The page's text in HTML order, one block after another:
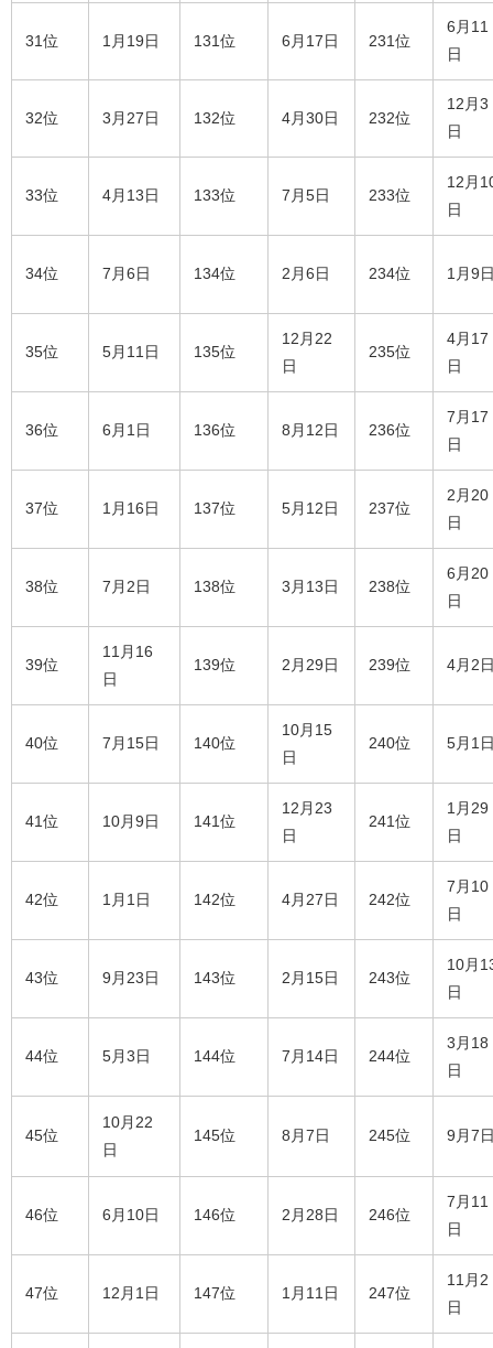
31位 1月19日 131位 6月17日 231位
6月11
日
32位 3月27日 132位 4月30日 232位
12月3
日
33位 4月13日 133位 7月5日 233位
12月
日
34位 7月6日 134位 2月6日 234位 1月9
35位 5月11日 135位
12月22
日
235位
4月17
日
36位 6月1日 136位 8月12日 236位
7月17
日
37位 1月16日 137位 5月12日 237位
2月20
日
38位 7月2日 138位 3月13日 238位
6月20
日
39位
11月16
日
139位 2月29日 239位 4月2
40位 7月15日 140位
10月15
日
240位 5月1
41位 10月9日 141位
12月23
日
241位
1月29
日
42位 1月1日 142位 4月27日 242位
7月10
日
43位 9月23日 143位 2月15日 243位
10月
日
44位 5月3日 144位 7月14日 244位
3月18
日
45位
10月22
日
145位 8月7日 245位 9月7
46位 6月10日 146位 2月28日 246位
7月11
日
47位 12月1日 147位 1月11日 247位
11月2
日